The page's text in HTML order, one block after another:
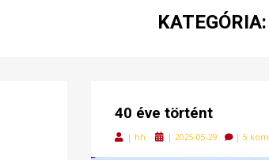
KATEGÓRIA:
40 éve történt
| hh
Posted
| 2025-05-29 | 5